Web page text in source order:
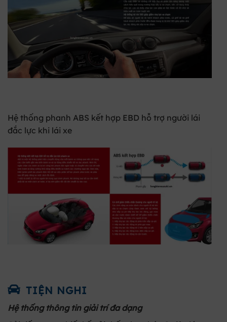
Hệ thống phanh ABS kết hợp EBD hỗ trợ người lái
đắc lực khi lái xe
TIỆN NGHI
Hệ thống thông tin giải trí đa dạng